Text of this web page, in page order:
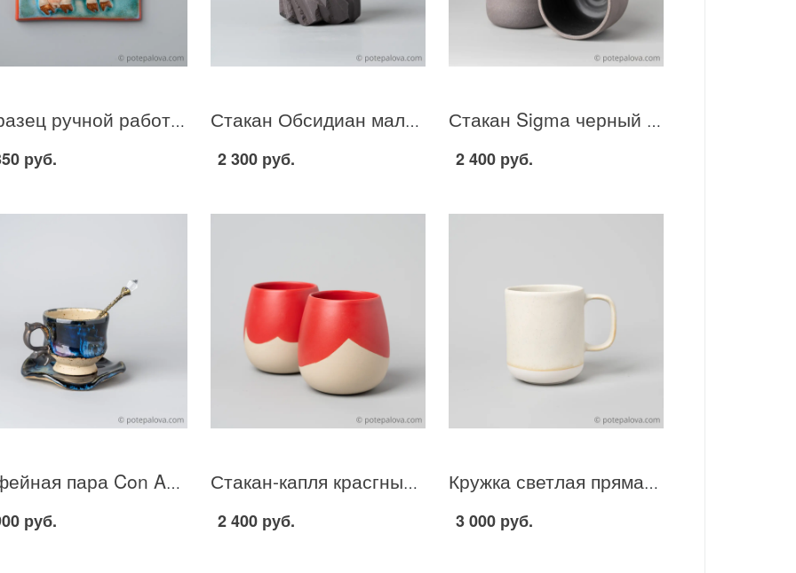
Изразец ручной работы "Коза" с росписью
руб.
Стакан Обсидиан малый с красной глазурью 130 мл
2 300 руб.
Стакан Sigma черный "Почти Barista" 300 мл
2 400 руб.
Кофейная пара Con Amor 1
руб.
Стакан-капля красгный матовый 400 мл
2 400 руб.
Кружка светлая прямая 350 мл
3 000 руб.